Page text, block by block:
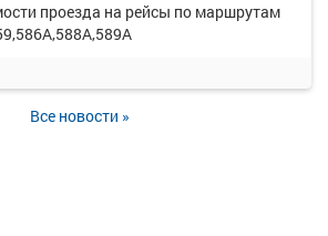
проезда на рейсы по маршрутам
Все новости »